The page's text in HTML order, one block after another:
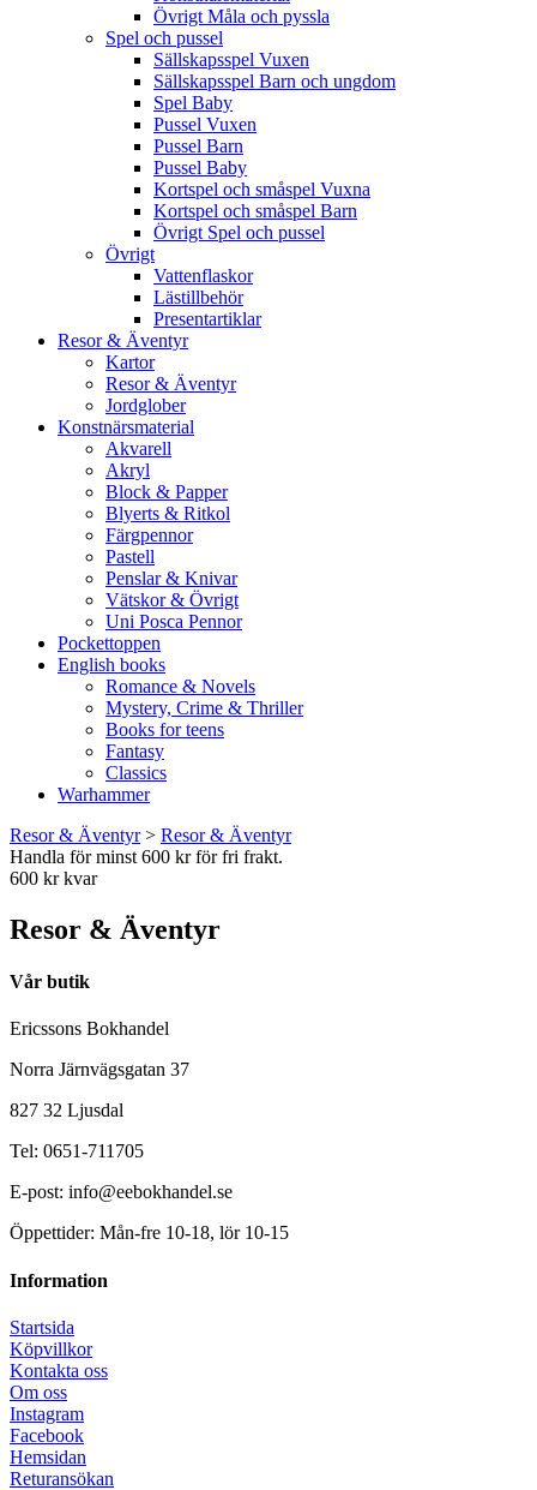
Övrigt Måla och pyssla
Spel och pussel
Sällskapsspel Vuxen
Sällskapsspel Barn och ungdom
Spel Baby
Pussel Vuxen
Pussel Barn
Pussel Baby
Kortspel och småspel Vuxna
Kortspel och småspel Barn
Övrigt Spel och pussel
Övrigt
Vattenflaskor
Lästillbehör
Presentartiklar
Resor & Äventyr
Kartor
Resor & Äventyr
Jordglober
Konstnärsmaterial
Akvarell
Akryl
Block & Papper
Blyerts & Ritkol
Färgpennor
Pastell
Penslar & Knivar
Vätskor & Övrigt
Uni Posca Pennor
Pockettoppen
English books
Romance & Novels
Mystery, Crime & Thriller
Books for teens
Fantasy
Classics
Warhammer
Resor & Äventyr> Resor & Äventyr
Handla för minst 600 kr för fri frakt.
600 kr kvar
Resor & Äventyr
Vår butik
Ericssons Bokhandel
Norra Järnvägsgatan 37
827 32 Ljusdal
Tel: 0651-711705
E-post: info@eebokhandel.se
Öppettider: Mån-fre 10-18, lör 10-15
Information
Startsida
Köpvillkor
Kontakta oss
Om oss
Instagram
Facebook
Hemsidan
Returansökan